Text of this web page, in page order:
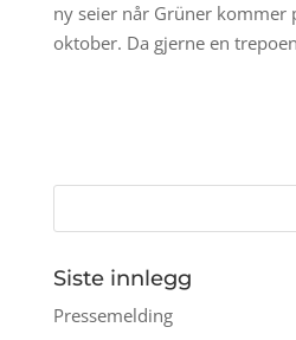
ny seier når Grüner kommer
oktober. Da gjerne en
Siste innlegg
Pressemelding